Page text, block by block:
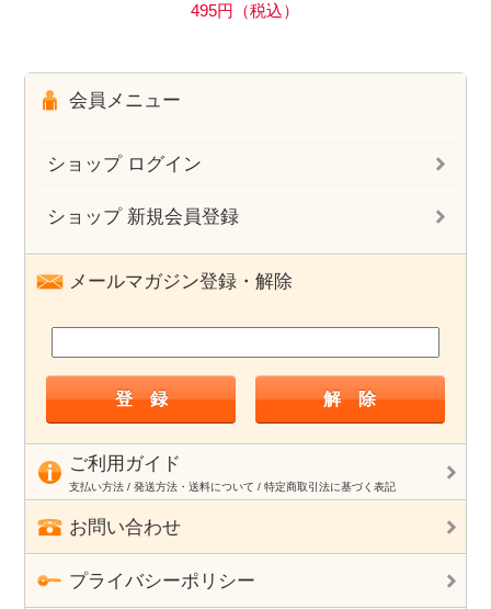
495円（税込）
会員メニュー
ショップ ログイン
ショップ 新規会員登録
メールマガジン登録・解除
ご利用ガイド
支払い方法 / 発送方法・送料について / 特定商取引法に基づく表記
お問い合わせ
プライバシーポリシー